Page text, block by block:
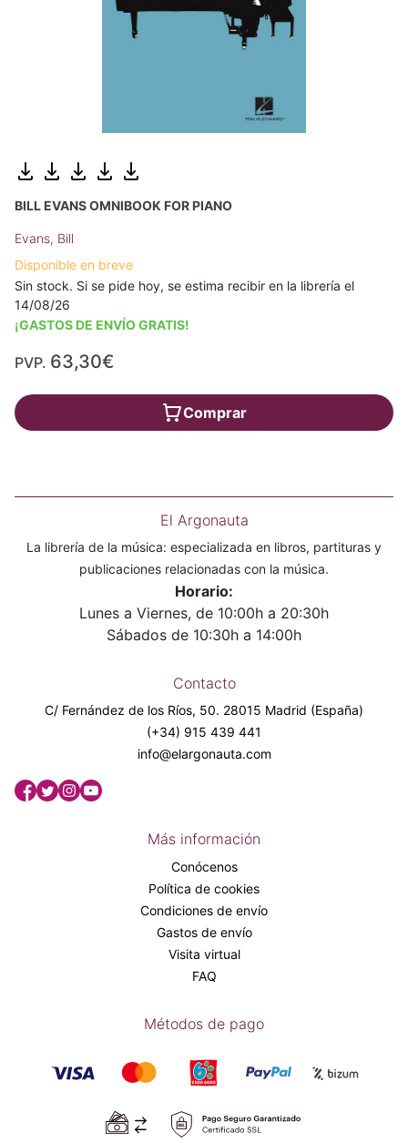
BILL EVANS OMNIBOOK FOR PIANO
Evans, Bill
Disponible en breve
Sin stock. Si se pide hoy, se estima recibir en la librería el
14/08/26
¡GASTOS DE ENVÍO GRATIS!
PVP. 63,30€
Comprar
El Argonauta
La librería de la música: especializada en libros, partituras y
publicaciones relacionadas con la música.
Horario:
Lunes a Viernes, de 10:00h a 20:30h
Sábados de 10:30h a 14:00h
Contacto
C/ Fernández de los Ríos, 50. 28015 Madrid (España)
(+34) 915 439 441
info@elargonauta.com
Más información
Conócenos
Política de cookies
Condiciones de envío
Gastos de envío
Visita virtual
FAQ
Métodos de pago